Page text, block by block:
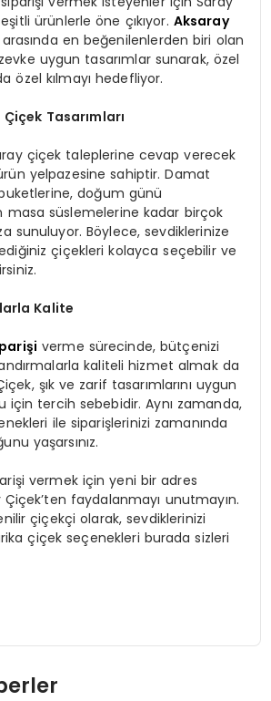
ürünlerle öne çıkıyor. Aksaray
en beğenilenlerden biri olan
uygun tasarımlar sunarak, özel
özel kılmayı hedefliyor.
Tasarımları
çiçek taleplerine cevap verecek
yelpazesine sahiptir. Damat
doğum günü
masa süslemelerine kadar birçok
sunuluyor. Böylece, sevdiklerinize
çiçekleri kolayca seçebilir ve
Kalite
verme sürecinde, bütçenizi
kaliteli hizmet almak da
şık ve zarif tasarımlarını uygun
için tercih sebebidir. Aynı zamanda,
ile siparişlerinizi zamanında
yaşarsınız.
vermek için yeni bir adres
Çiçek’ten faydalanmayı unutmayın.
çiçekçi olarak, sevdiklerinizi
çiçek seçenekleri burada sizleri